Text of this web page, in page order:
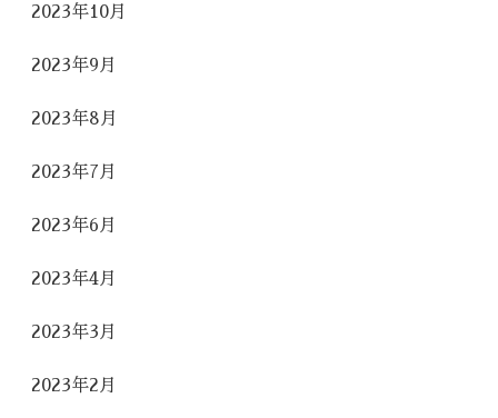
2023年10月
2023年9月
2023年8月
2023年7月
2023年6月
2023年4月
2023年3月
2023年2月